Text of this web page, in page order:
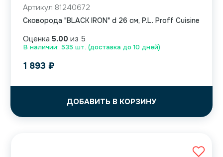
В наличии: 535 шт. (доставка до 10 дней)
Артикул 81240672
Сковорода "BLACK IRON" d 26 см, P.L. Proff Cuisine
Оценка 5.00 из 5
1 893 ₽
ДОБАВИТЬ В КОРЗИНУ